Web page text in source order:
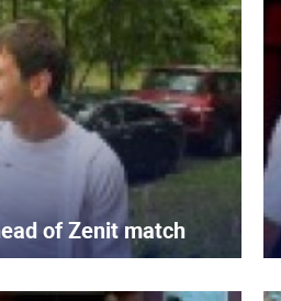
of Zenit match